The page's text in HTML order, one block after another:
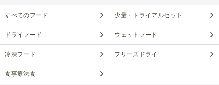
すべてのフード 少量・トライアルセット
ドライフード ウェットフード
冷凍フード フリーズドライ
食事療法食